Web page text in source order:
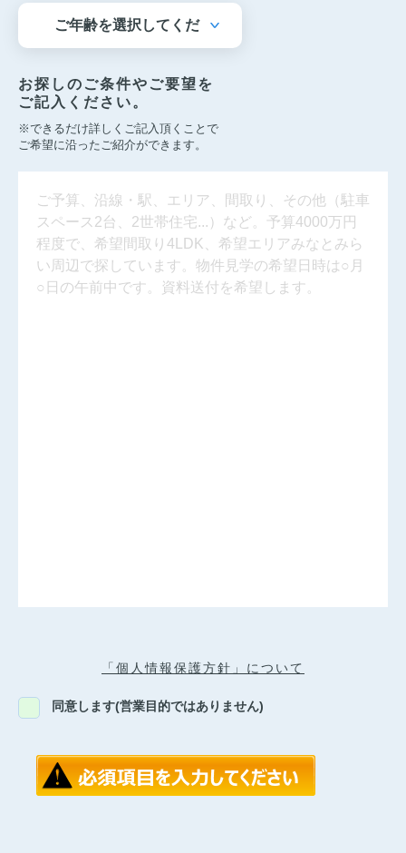
お探しのご条件やご要望を
ご記入ください。
※できるだけ詳しくご記入頂くことで
ご希望に沿ったご紹介ができます。
「個人情報保護方針」について
同意します(営業目的ではありません)